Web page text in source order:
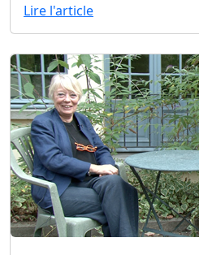
Lire l'article